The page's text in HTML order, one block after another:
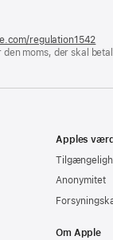
regulation1542
i
moms, der skal
Apples
Anonymitet
Om Apple